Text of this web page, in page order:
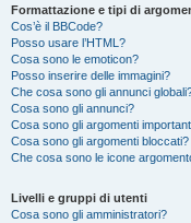
Formattazione e tipi di
Cos’è il BBCode?
Posso usare l’HTML?
Cosa sono le emoticon?
Posso inserire delle immagini?
Che cosa sono gli annunci
Cosa sono gli annunci?
Cosa sono gli argomenti
Cosa sono gli argomenti bloccati?
Che cosa sono le icone
Livelli e gruppi di utenti
Cosa sono gli amministratori?